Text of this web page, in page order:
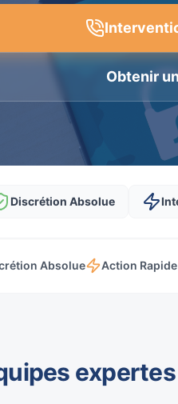
Obtenir
Discrétion Absolue
Absolue Action